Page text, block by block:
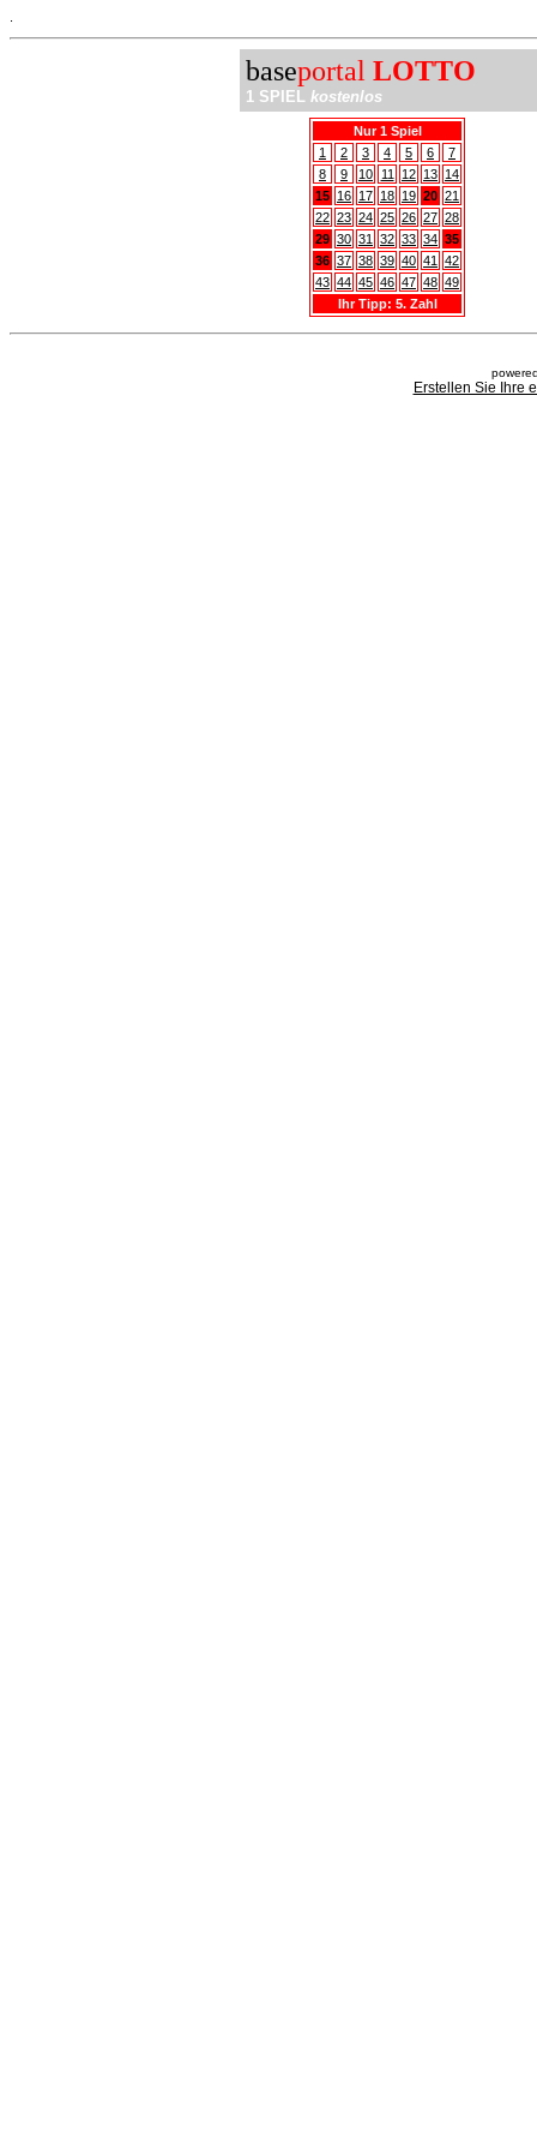
baseportal LOTTO
1 SPIEL kostenlos
Nur 1 Spiel
1
2 3 4 5 6
7
8
9 10 11 12 13 14
15 16 17 18 19 20 21
22 23 24 25 26 27 28
29 30 31 32 33 34 35
36 37 38 39 40 41
42
43 44 45 46 47 48 49
Ihr Tipp: 5. Zahl
Erstellen Sie Ihre